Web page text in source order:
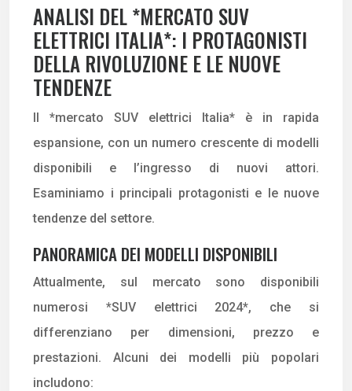
ANALISI DEL *MERCATO SUV
ELETTRICI ITALIA*: I PROTAGONISTI
DELLA RIVOLUZIONE E LE NUOVE
TENDENZE
Il *mercato SUV elettrici Italia* è in rapida
espansione, con un numero crescente di modelli
disponibili e l’ingresso di nuovi attori.
Esaminiamo i principali protagonisti e le nuove
tendenze del settore.
PANORAMICA DEI MODELLI DISPONIBILI
Attualmente, sul mercato sono disponibili
numerosi *SUV elettrici 2024*, che si
differenziano per dimensioni, prezzo e
prestazioni. Alcuni dei modelli più popolari
includono: